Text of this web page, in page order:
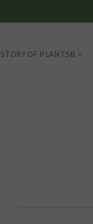
STORY OF PLANTSB